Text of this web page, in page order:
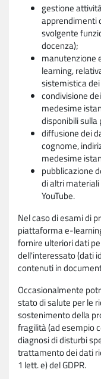
gestione
apprendimenti
svolgente
docenza);
manutenzione
learning,
sistemistica
condivisione
medesime
disponibili
diffusione dei
cognome,
medesime
pubblicazione
di altri
YouTube.
Nel caso di esami di
piattaforma e-
fornire ulteriori dati
dell'interessato (dati
contenuti in
Occasionalmente
stato di salute per le
sostenimento della
fragilità (ad esempio
diagnosi di disturbi
trattamento dei dati
1 lett. e) del GDPR.